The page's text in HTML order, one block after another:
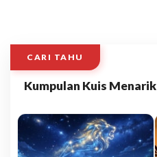
CARI TAHU
Kumpulan Kuis Menarik